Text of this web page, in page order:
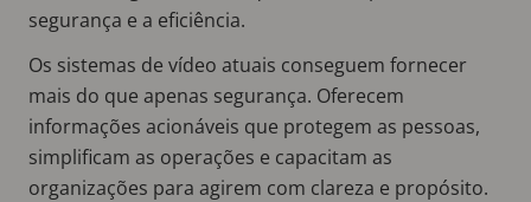
segurança e a eficiência.
Os sistemas de vídeo atuais conseguem fornecer
mais do que apenas segurança. Oferecem
informações acionáveis que protegem as pessoas,
simplificam as operações e capacitam as
organizações para agirem com clareza e propósito.